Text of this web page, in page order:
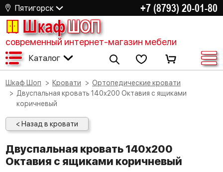
Пятигорск +7 (8793) 20-01-80
ШкафШОП
современный интернет-магазин мебели
Каталог
Шкаф Шоп Кровати
Ортопедические кровати
Двуспальная кровать 140х200 Октавия с ящиками
коричневый
< Назад в кровати
Двуспальная кровать 140х200
Октавия с ящиками коричневый